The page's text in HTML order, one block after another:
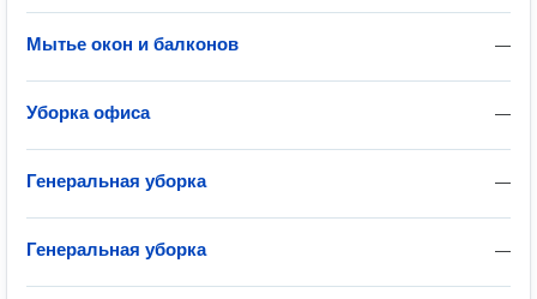
—
Мытье окон и балконов
—
Уборка офиса
—
Генеральная уборка
—
Генеральная уборка